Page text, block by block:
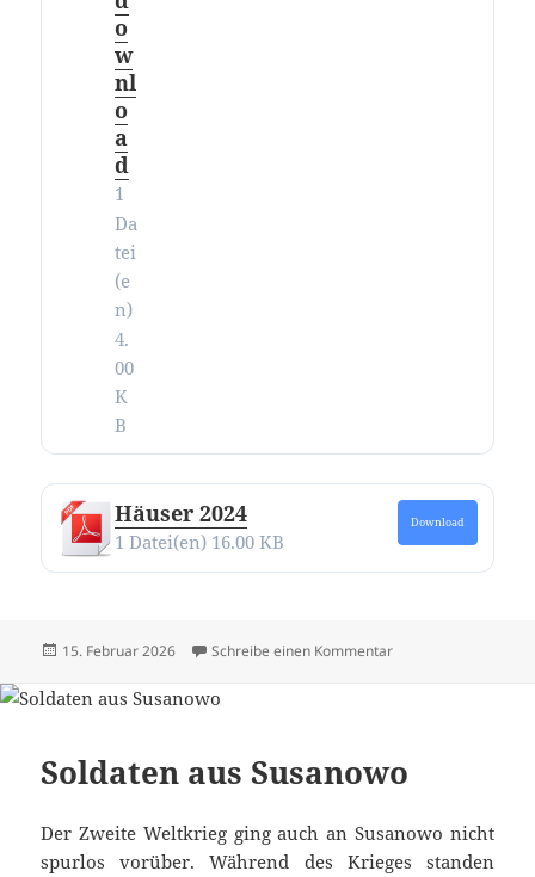
o
w
nl
o
a
d
1
Da
tei
(e
n)
4.
00
K
B
Häuser 2024
1 Datei(en) 16.00 KB
Download
Veröffentlicht
15. Februar 2026 Schreibe einen Kommentarzu Alle Texte und
Soldaten aus Susanowo
Der Zweite Weltkrieg ging auch an Susanowo nicht
spurlos vorüber. Während des Krieges standen